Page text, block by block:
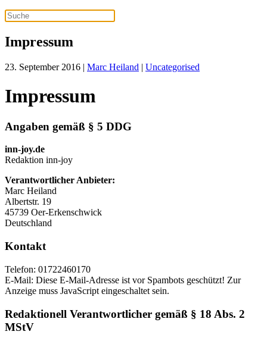
Impressum
23. September 2016 | Marc Heiland | Uncategorised
Impressum
Angaben gemäß § 5 DDG
inn-joy.de
Redaktion inn-joy
Verantwortlicher Anbieter:
Marc Heiland
Albertstr. 19
45739 Oer-Erkenschwick
Deutschland
Kontakt
Telefon: 01722460170
E-Mail: Diese E-Mail-Adresse ist vor Spambots geschützt! Zur
Anzeige muss JavaScript eingeschaltet sein.
Redaktionell Verantwortlicher gemäß § 18 Abs. 2
MStV